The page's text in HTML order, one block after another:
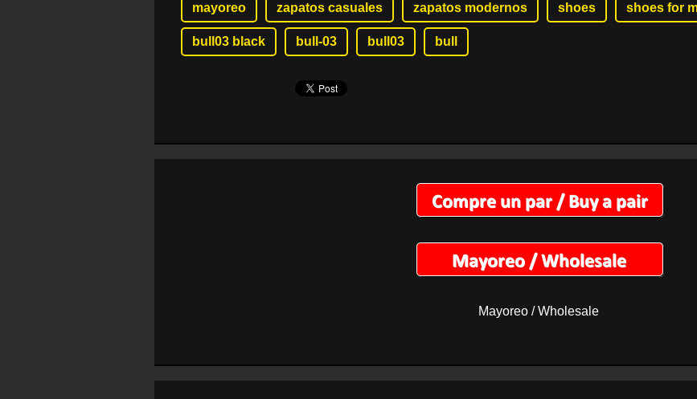
mayoreo zapatos casuales zapatos modernos shoes shoes for
bull03 black bull-03 bull03 bull
Mayoreo / Wholesale